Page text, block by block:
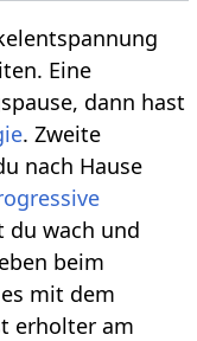
Eine
dann hast
. Zweite
nach Hause
du wach und
beim
mit dem
erholter am